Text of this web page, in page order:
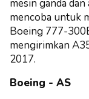
mesin ganda
mencoba untuk
Boeing 777-
mengirimkan
2017.
Boeing - AS